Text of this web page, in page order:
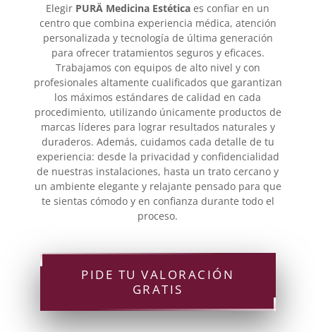
Elegir PURÄ Medicina Estética es confiar en un
centro que combina experiencia médica, atención
personalizada y tecnología de última generación
para ofrecer tratamientos seguros y eficaces.
Trabajamos con equipos de alto nivel y con
profesionales altamente cualificados que garantizan
los máximos estándares de calidad en cada
procedimiento, utilizando únicamente productos de
marcas líderes para lograr resultados naturales y
duraderos. Además, cuidamos cada detalle de tu
experiencia: desde la privacidad y confidencialidad
de nuestras instalaciones, hasta un trato cercano y
un ambiente elegante y relajante pensado para que
te sientas cómodo y en confianza durante todo el
proceso.
PIDE TU VALORACIÓN
GRATIS